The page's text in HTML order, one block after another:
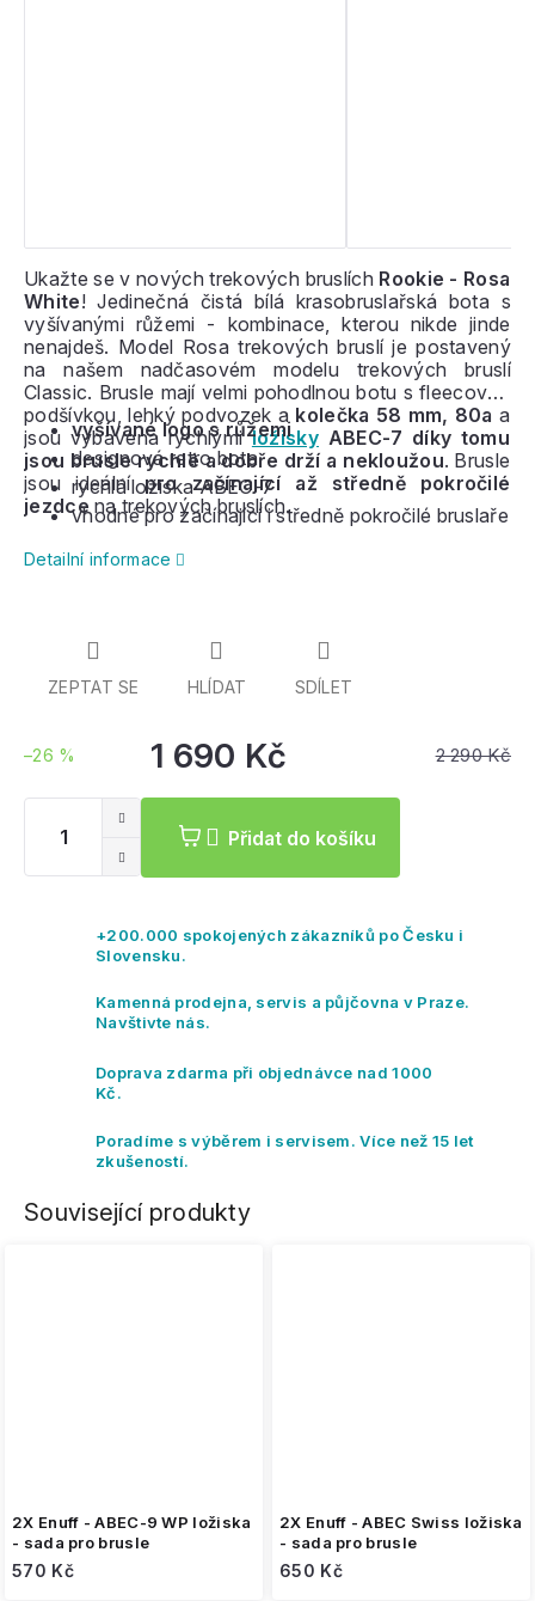
2 290 Kč
–26 % 1 690 Kč
cena:
Přidat do košíku
Ukažte se v nových trekových bruslích Rookie - Rosa
White! Jedinečná čistá bílá krasobruslařská bota s
vyšívanými růžemi - kombinace, kterou nikde jinde
nenajdeš. Model Rosa trekových bruslí je postavený
na našem nadčasovém modelu trekových bruslí
Classic. Brusle mají velmi pohodlnou botu s fleecovou
podšívkou, lehký podvozek a kolečka 58 mm, 80a a
jsou vybavena rychlýmiložiskyABEC-7 díky tomu
jsou brusle rychlé a dobře drží a nekloužou. Brusle
jsou ideálnípro začínající až středně pokročilé
jezdcena trekových bruslích.
vyšívané logo s růžemi
designová retro bota
rychlá ložiska ABEC-7
vhodné pro začínající i středně pokročilé bruslaře
Detailní informace
ZEPTAT SE HLÍDAT SDÍLET
+200.000 spokojených zákazníků po Česku i
Slovensku.
Kamenná prodejna, servis a půjčovna v Praze.
Navštivte nás.
Doprava zdarma při objednávce nad 1000
Kč.
Poradíme s výběrem i servisem. Více než 15 let
zkušeností.
Související produkty
2X Enuff - ABEC-9 WP ložiska
- sada pro brusle
570 Kč
2X Enuff - ABEC Swiss ložiska
- sada pro brusle
650 Kč